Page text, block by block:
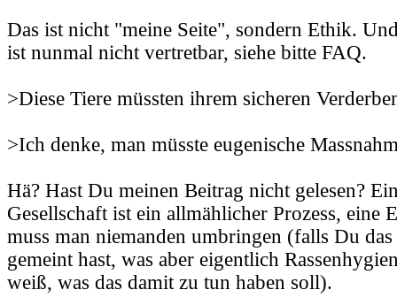
Das ist nicht "meine Seite", sondern Ethik.
ist nunmal nicht vertretbar, siehe bitte FAQ.
>Diese Tiere müssten ihrem sicheren
>Ich denke, man müsste eugenische
Hä? Hast Du meinen Beitrag nicht gelesen?
Gesellschaft ist ein allmählicher Prozess, eine
muss man niemanden umbringen (falls Du
gemeint hast, was aber eigentlich
weiß, was das damit zu tun haben soll).